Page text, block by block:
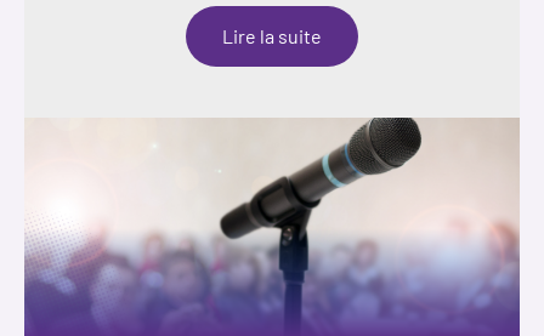
Lire la suite
Intercultural
citizenship